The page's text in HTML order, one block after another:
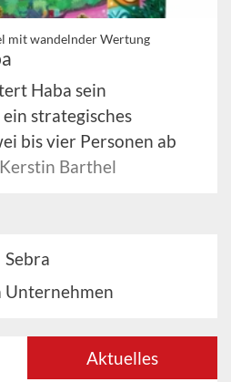
mit wandelnder Wertung
Haba sein
strategisches
bis vier Personen ab
Barthel
Sebra
Unternehmen
Aktuelles